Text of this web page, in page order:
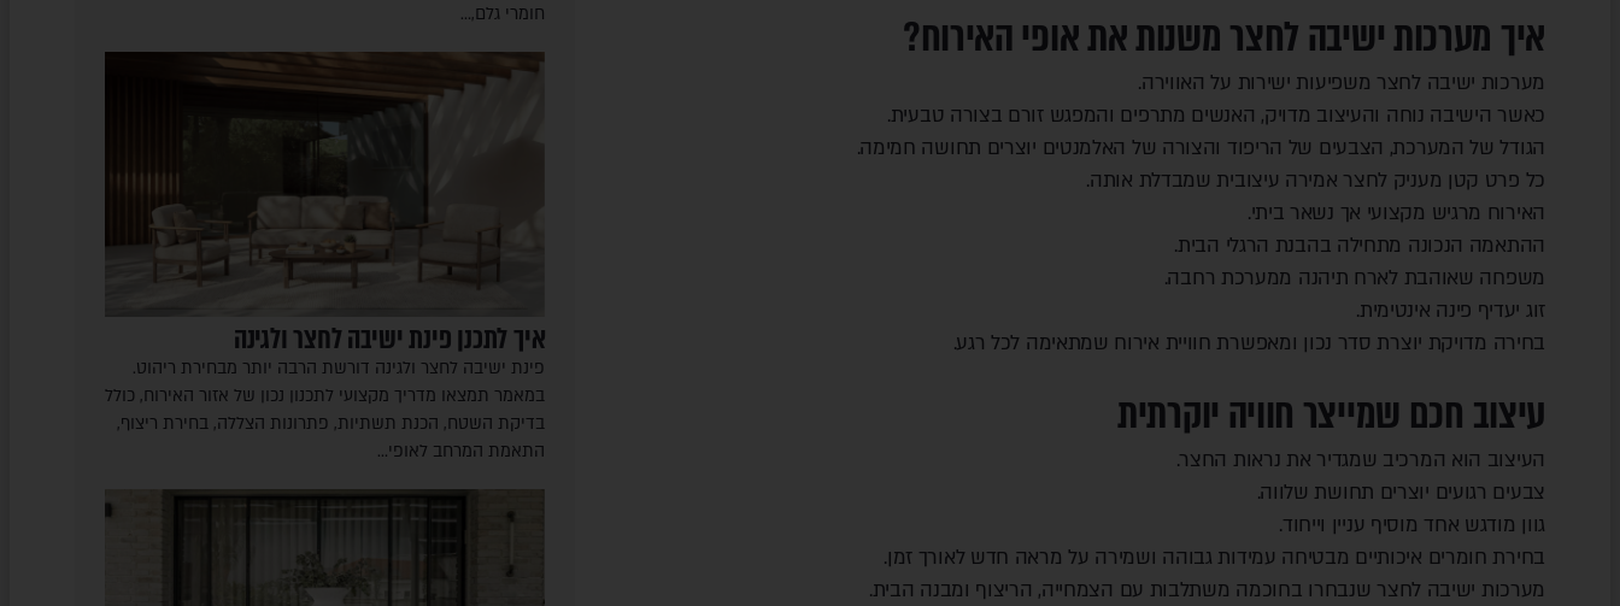
איך מערכות ישיבה לחצר משנות את אופי האירוח?
מערכות ישיבה לחצר משפיעות ישירות על האווירה.
כאשר הישיבה נוחה והעיצוב מדויק, האנשים מתרפים והמפגש זורם בצורה טבעית.
הגודל של המערכת, הצבעים של הריפוד והצורה של האלמנטים יוצרים תחושה חמימה.
כל פרט קטן מעניק לחצר אמירה עיצובית שמבדלת אותה.
האירוח מרגיש מקצועי אך נשאר ביתי.
ההתאמה הנכונה מתחילה בהבנת הרגלי הבית.
משפחה שאוהבת לארח תיהנה ממערכת רחבה.
זוג יעדיף פינה אינטימית.
בחירה מדויקת יוצרת סדר נכון ומאפשרת חוויית אירוח שמתאימה לכל רגע.
עיצוב חכם שמייצר חוויה יוקרתית
העיצוב הוא המרכיב שמגדיר את נראות החצר.
צבעים רגועים יוצרים תחושת שלווה.
גוון מודגש אחד מוסיף עניין וייחוד.
בחירת חומרים איכותיים מבטיחה עמידות גבוהה ושמירה על מראה חדש לאורך זמן.
מערכות ישיבה לחצר שנבחרו בחוכמה משתלבות עם הצמחייה, הריצוף ומבנה הבית.
חומרי גלם,…
איך לתכנן פינת ישיבה לחצר ולגינה
פינת ישיבה לחצר ולגינה דורשת הרבה יותר מבחירת ריהוט.
במאמר תמצאו מדריך מקצועי לתכנון נכון של אזור האירוח, כולל
בדיקת השטח, הכנת תשתיות, פתרונות הצללה, בחירת ריצוף,
התאמת המרחב לאופי…